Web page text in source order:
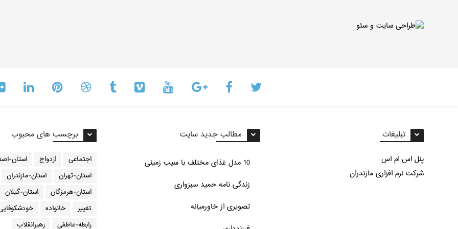
برچسب های محبوب
اجتماعی ازدواج
استان-
استان-تهران
استان-مازندران
استان-هرمزگان
استان-گیلان
تغییر
خانواده
رابطه-عاطفی
رهبرانقلاب
مطالب جدید سایت
10 مدل غذای مختلف با سیب زمینی
زندگی نامه حمید سبزواری
تصویری از خاورمیانه
تبلیغات
پنل اس ام اس
شرکت نرم افزاری مازندران